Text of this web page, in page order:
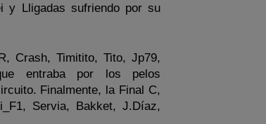
y Lligadas sufriendo por su
Crash, Timitito, Tito, Jp79,
entraba por los pelos
Finalmente, la Final C,
Servia, Bakket, J.Díaz,